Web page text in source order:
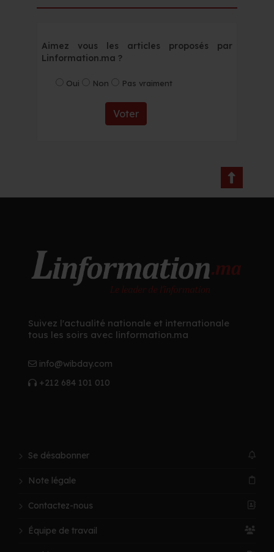
Aimez vous les articles proposés par
Linformation.ma ?
Oui Non Pas vraiment
Voter
Suivez l'actualité nationale et internationale
tous les soirs avec linformation.ma
info@wibday.com
+212 684 101 010
Se désabonner
Note légale
Contactez-nous
Équipe de travail